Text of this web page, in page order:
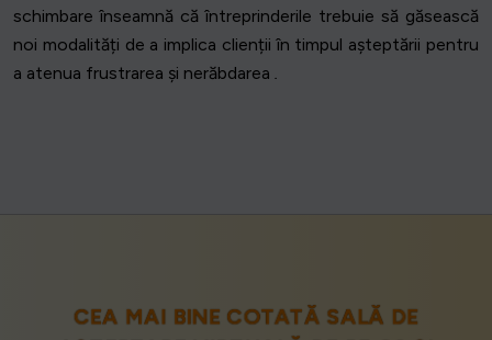
schimbare înseamnă că întreprinderile trebuie să găsească
noi modalități de a implica clienții în timpul așteptării pentru
a atenua frustrarea și nerăbdarea .
CEA MAI BINE COTATĂ SALĂ DE